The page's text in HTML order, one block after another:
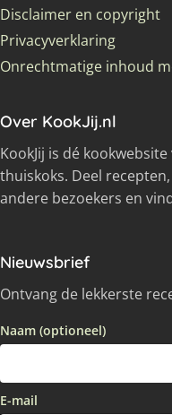
Disclaimer en copyright
Privacyverklaring
Onrechtmatige inhoud
Over KookJij.nl
KookJij is dé
thuiskoks. Deel
andere bezoekers en
Nieuwsbrief
Ontvang de lekkerste
Naam (optioneel)
E-mail